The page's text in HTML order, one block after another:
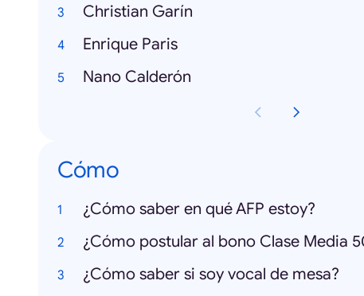
Christian Garín
Enrique Paris
Nano Calderón
Cómo
¿Cómo saber en qué AFP estoy?
¿Cómo saber si soy vocal de mesa?